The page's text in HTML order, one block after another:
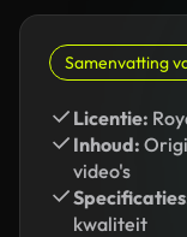
Samenvatting
Licentie:
Inhoud:
video's
kwaliteit